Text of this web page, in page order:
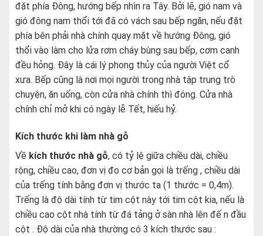
đặt phía Đông, hướng bếp nhìn ra Tây. Bởi lẽ, gió nam và
gió đông nam thổi tới đã có vách sau bếp ngăn, nếu đặt
phía bên phải nhà chính quay mặt về hướng Đông, gió
thổi vào làm cho lửa rơm cháy bùng sau bếp, cơm canh
đều hỏng. Đây là cái lý phong thủy của người Việt cổ
xưa. Bếp cũng là nơi mọi người trong nhà tập trung trò
chuyện, ăn uống, còn cửa nhà chính thì đóng. Cửa nhà
chính chỉ mở khi có ngày lễ Tết, hiếu hỷ.
Kích thước khi làm nhà gỗ
Về kích thước nhà gỗ, có tỷ lệ giữa chiều dài, chiều
rộng, chiều cao, đơn vị đo cơ bản gọi là trếng , chiều dài
của trếng tính bằng đơn vị thước ta (1 thước = 0,4m).
Trếng là độ dài tính từ tim cột này tới tim cột kia, nếu là
chiều cao cột nhà tính từ đá tảng ở sàn nhà lên đế n đầu
cột . Độ dài của nhà thường có 3 kích thước sau :